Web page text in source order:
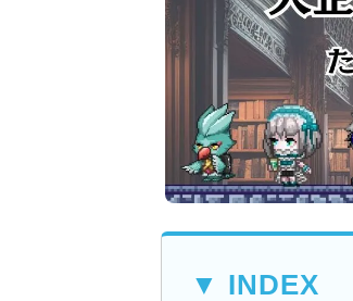
▼ INDEX